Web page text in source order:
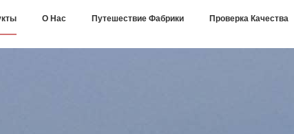
О Нас Путешествие Фабрики Проверка Качества